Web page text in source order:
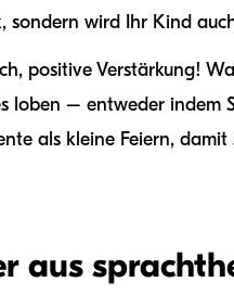
sondern wird Ihr Kind
positive Verstärkung!
loben – entweder indem
als kleine Feiern,
aus